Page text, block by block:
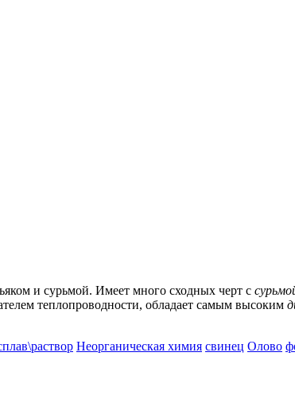
и сурьмой. Имеет много сходных черт с
теплопроводности, обладает самым высоким
Неорганическая химия свинец Олово